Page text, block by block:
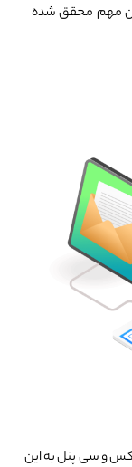
مهم محقق شده
و سی پنل به این